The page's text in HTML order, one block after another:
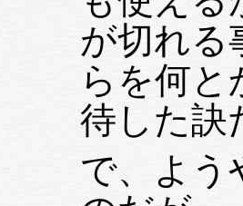
が切れる
らを何
待した訣
で、よう